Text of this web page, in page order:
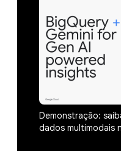
Demonstração:
dados multimodais